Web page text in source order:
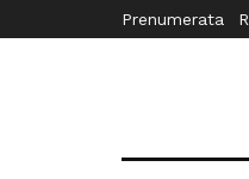
Prenumerata